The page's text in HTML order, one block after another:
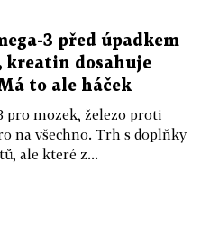
3 před úpadkem
kreatin dosahuje
to ale háček
pro mozek, železo proti
na všechno. Trh s doplňky
ale které z...